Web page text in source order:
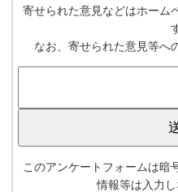
寄せられた意見などはホーム
なお、寄せられた意見等へ
このアンケートフォームは暗
情報等は入力し